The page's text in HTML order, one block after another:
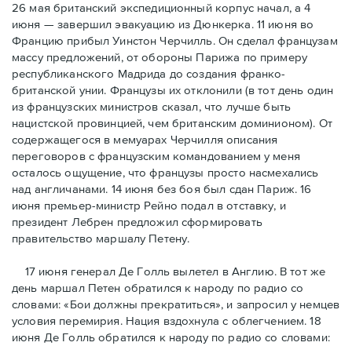
26 мая британский экспедиционный корпус начал, а 4
июня — завершил эвакуацию из Дюнкерка. 11 июня во
Францию прибыл Уинстон Черчилль. Он сделал французам
массу предложений, от обороны Парижа по примеру
республиканского Мадрида до создания франко-
британской унии. Французы их отклонили (в тот день один
из французских министров сказал, что лучше быть
нацистской провинцией, чем британским доминионом). От
содержащегося в мемуарах Черчилля описания
переговоров с французским командованием у меня
осталось ощущение, что французы просто насмехались
над англичанами. 14 июня без боя был сдан Париж. 16
июня премьер-министр Рейно подал в отставку, и
президент Лебрен предложил сформировать
правительство маршалу Петену.
17 июня генерал Де Голль вылетел в Англию. В тот же
день маршал Петен обратился к народу по радио со
словами: «Бои должны прекратиться», и запросил у немцев
условия перемирия. Нация вздохнула с облегчением. 18
июня Де Голль обратился к народу по радио со словами: